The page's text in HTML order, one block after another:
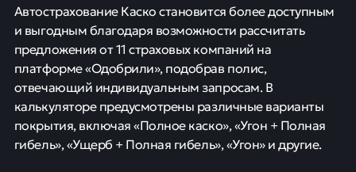
Автострахование Каско становится более доступным
и выгодным благодаря возможности рассчитать
предложения от 11 страховых компаний на
платформе «Одобрили», подобрав полис,
отвечающий индивидуальным запросам. В
калькуляторе предусмотрены различные варианты
покрытия, включая «Полное каско», «Угон + Полная
гибель», «Ущерб + Полная гибель», «Угон» и другие.